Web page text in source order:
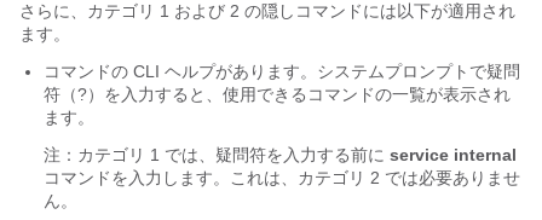
さらに、カテゴリ 1 および 2 の隠しコマンドには以下が適用され
ます。
コマンドの CLI ヘルプがあります。システムプロンプトで疑問
符（?）を入力すると、使用できるコマンドの一覧が表示され
ます。
注：カテゴリ 1 では、疑問符を入力する前に service internal
コマンドを入力します。これは、カテゴリ 2 では必要ありませ
ん。